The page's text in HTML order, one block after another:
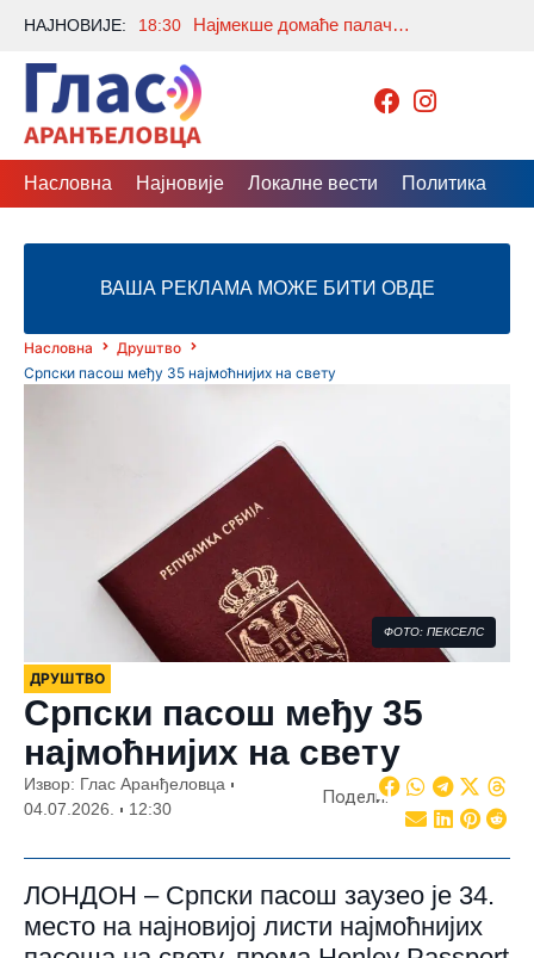
НАЈНОВИЈЕ: 18:30 Најмекше домаће палачинке са филом од чоколаде: Рецепт који увек успе
Насловна Најновије Локалне вести Политика
ВАША РЕКЛАМА МОЖЕ БИТИ ОВДЕ
Насловна
Друштво
Српски пасош међу 35 најмоћнијих на свету
ФОТО: ПЕКСЕЛС
ДРУШТВО
Српски пасош међу 35
најмоћнијих на свету
Извор: Глас Аранђеловца
04.07.2026.
12:30
Подели:
ЛОНДОН – Српски пасош заузео је 34.
место на најновијој листи најмоћнијих